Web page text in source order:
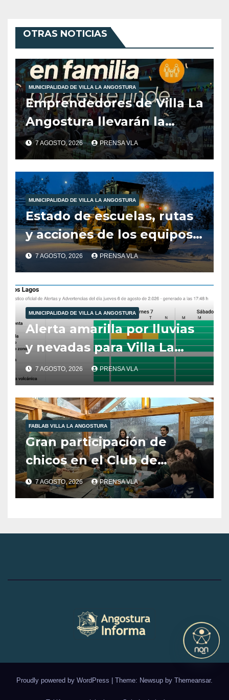
OTRAS NOTICIAS
MUNICIPALIDAD DE VILLA LA ANGOSTURA
Emprendedores de Villa La
Angostura llevarán la
producción local a Tienda
de Sabores.
7 AGOSTO, 2026 PRENSA VLA
MUNICIPALIDAD DE VILLA LA ANGOSTURA
Estado de escuelas, rutas
y acciones de los equipos
municipales – Villa La
Angostura – 7 de agosto –
10:00 hs
7 AGOSTO, 2026 PRENSA VLA
MUNICIPALIDAD DE VILLA LA ANGOSTURA
Alerta amarilla por lluvias
y nevadas para Villa La
Angostura.
7 AGOSTO, 2026 PRENSA VLA
FABLAB VILLA LA ANGOSTURA
Gran participación de
chicos en el Club de
Robótica de FabLab
Angostura.
7 AGOSTO, 2026 PRENSA VLA
Proudly powered by WordPress | Theme: Newsup by Themeansar.